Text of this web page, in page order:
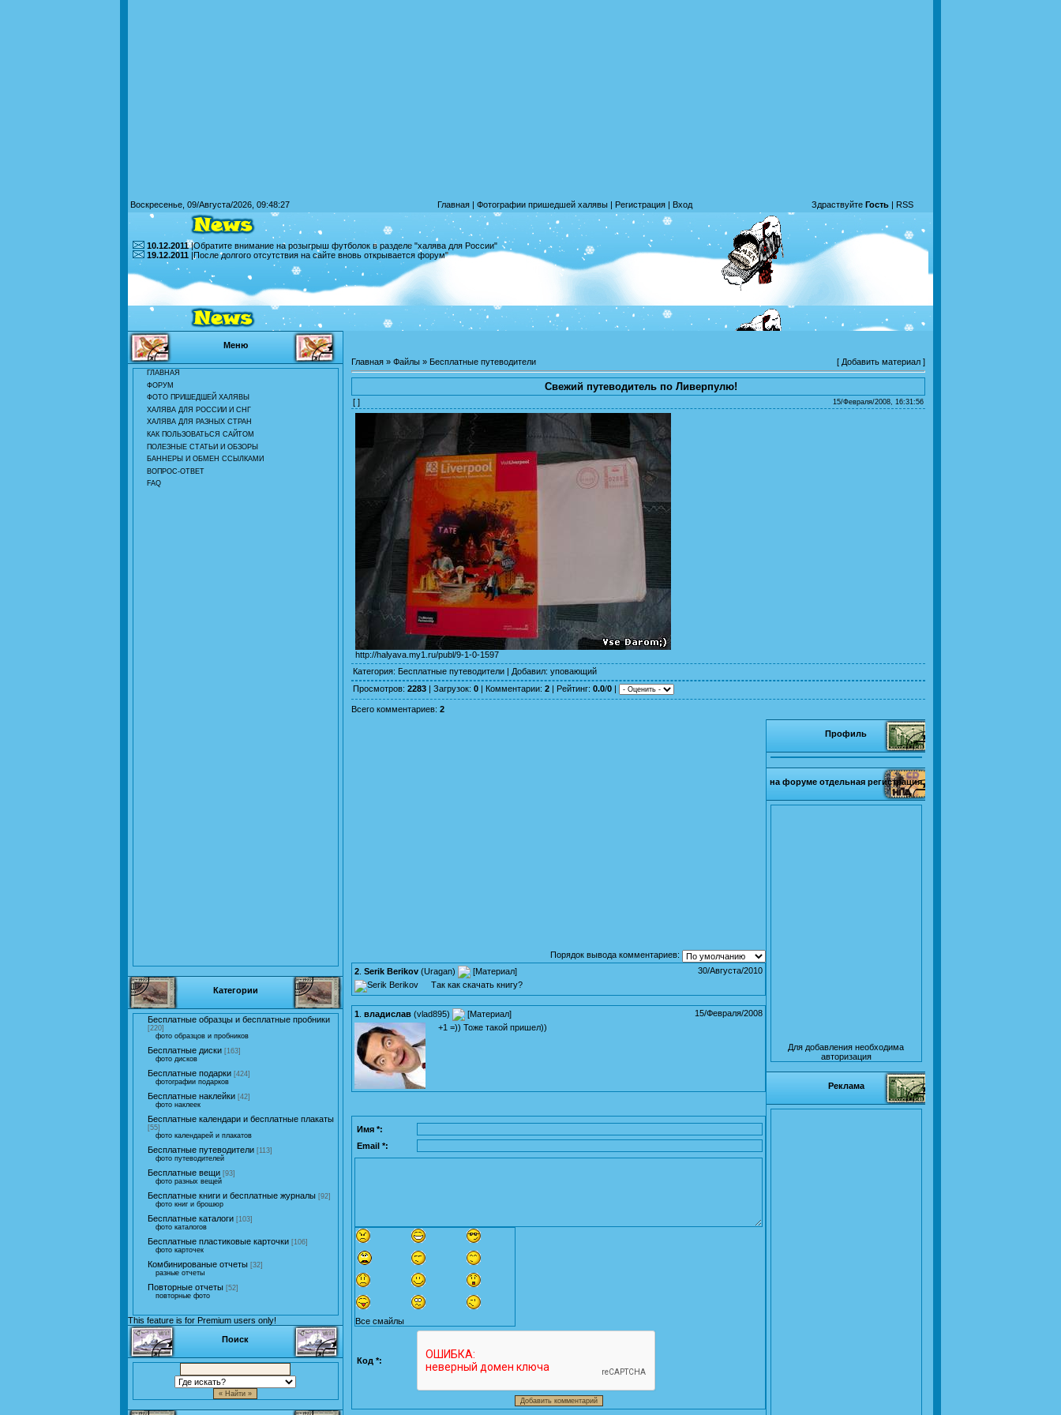
Воскресенье, 09/Августа/2026, 09:48:27 Главная | Фотографии пришедшей халявы | Регистрация | Вход Здраствуйте Гость | RSS
10.12.2011|Обратите внимание на розыгрыш футболок в разделе "халява для России"
19.12.2011 |После долгого отсутствия на сайте вновь открывается форум"
Меню
ГЛАВНАЯ
ФОРУМ
ФОТО ПРИШЕДШЕЙ ХАЛЯВЫ
ХАЛЯВА ДЛЯ РОССИИ И СНГ
ХАЛЯВА ДЛЯ РАЗНЫХ СТРАН
КАК ПОЛЬЗОВАТЬСЯ САЙТОМ
ПОЛЕЗНЫЕ СТАТЬИ И ОБЗОРЫ
БАННЕРЫ И ОБМЕН ССЫЛКАМИ
ВОПРОС-ОТВЕТ
FAQ
Категории
Бесплатные образцы и бесплатные пробники
[220]
фото образцов и пробников
Бесплатные диски [163]
фото дисков
Бесплатные подарки [424]
фотографии подарков
Бесплатные наклейки [42]
фото наклеек
Бесплатные календари и бесплатные плакаты
[55]
фото календарей и плакатов
Бесплатные путеводители [113]
фото путеводителей
Бесплатные вещи [93]
фото разных вещей
Бесплатные книги и бесплатные журналы [92]
фото книг и брошюр
Бесплатные каталоги [103]
фото каталогов
Бесплатные пластиковые карточки [106]
фото карточек
Комбинированые отчеты [32]
разные отчеты
Повторные отчеты [52]
повторные фото
This feature is for Premium users only!
Поиск
Главная » Файлы » Бесплатные путеводители [ Добавить материал ]
Свежий путеводитель по Ливерпулю!
[ ] 15/Февраля/2008, 16:31:56
http://halyava.my1.ru/publ/9-1-0-1597
Категория: Бесплатные путеводители | Добавил: уповающий
Просмотров: 2283 | Загрузок: 0 | Комментарии: 2 | Рейтинг: 0.0/0 |
Всего комментариев: 2
Порядок вывода комментариев:
30/Августа/2010
2 Serik Berikov (Uragan) [Материал]
Так как скачать книгу?
15/Февраля/2008
1 владислав (vlad895) [Материал]
+1 =)) Тоже такой пришел))
Имя *:
Email *:
Все смайлы
Код *:
Профиль
на форуме отдельная регистрация
Для добавления необходима
авторизация
Реклама